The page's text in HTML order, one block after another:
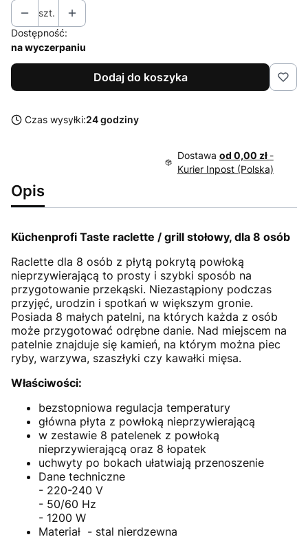
szt.
Dostępność:
na wyczerpaniu
Dodaj do koszyka
Czas wysyłki:24 godziny
Dostawa od 0,00 zł -
Kurier Inpost (Polska)
Opis
Küchenprofi Taste raclette / grill stołowy, dla 8 osób
Raclette dla 8 osób z płytą pokrytą powłoką
nieprzywierającą to prosty i szybki sposób na
przygotowanie przekąski. Niezastąpiony podczas
przyjęć, urodzin i spotkań w większym gronie.
Posiada 8 małych patelni, na których każda z osób
może przygotować odrębne danie. Nad miejscem na
patelnie znajduje się kamień, na którym można piec
ryby, warzywa, szaszłyki czy kawałki mięsa.
Właściwości:
bezstopniowa regulacja temperatury
główna płyta z powłoką nieprzywierającą
w zestawie 8 patelenek z powłoką
nieprzywierającą oraz 8 łopatek
uchwyty po bokach ułatwiają przenoszenie
Dane techniczne
- 220-240 V
- 50/60 Hz
- 1200 W
Materiał - stal nierdzewna